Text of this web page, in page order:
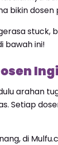
bikin dosen
stuck,
bawah ini!
arahan
Setiap
di